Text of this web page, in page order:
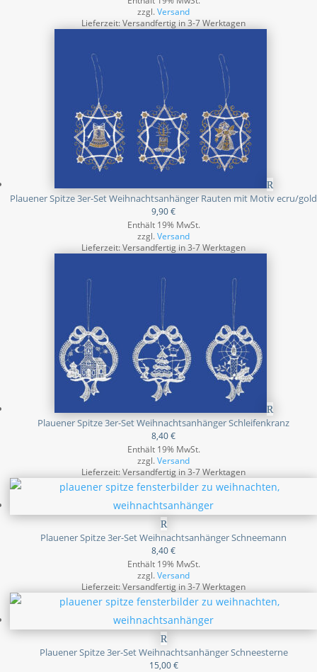
zzgl.Versand
Lieferzeit: Versandfertig in 3-7 Werktagen
Plauener Spitze 3er-Set Weihnachtsanhänger Rauten mit Motiv ecru/gold
9,90€
Enthält 19% MwSt.
zzgl.Versand
Lieferzeit: Versandfertig in 3-7 Werktagen
Plauener Spitze 3er-Set Weihnachtsanhänger Schleifenkranz
8,40€
Enthält 19% MwSt.
zzgl.Versand
Lieferzeit: Versandfertig in 3-7 Werktagen
Plauener Spitze 3er-Set Weihnachtsanhänger Schneemann
8,40€
Enthält 19% MwSt.
zzgl.Versand
Lieferzeit: Versandfertig in 3-7 Werktagen
Plauener Spitze 3er-Set Weihnachtsanhänger Schneesterne
15,00€